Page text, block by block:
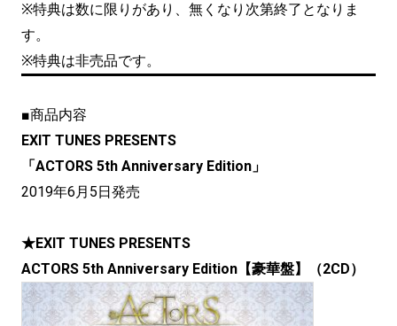
※特典は数に限りがあり、無くなり次第終了となりま
す。
※特典は非売品です。
■商品内容
EXIT TUNES PRESENTS
「ACTORS 5th Anniversary Edition」
2019年6月5日発売
★EXIT TUNES PRESENTS
ACTORS 5th Anniversary Edition【豪華盤】（2CD）